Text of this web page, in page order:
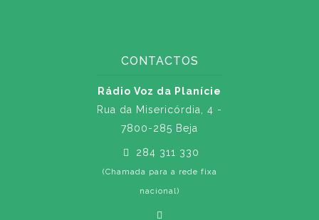
CONTACTOS
Rádio Voz da Planície
Rua da Misericórdia, 4 -
7800-285 Beja
284 311 330
(Chamada para a rede fixa
nacional)